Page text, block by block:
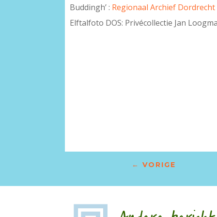
Buddingh’ : Regionaal Archief Dordrecht
Elftalfoto DOS: Privécollectie Jan
← VORIGE